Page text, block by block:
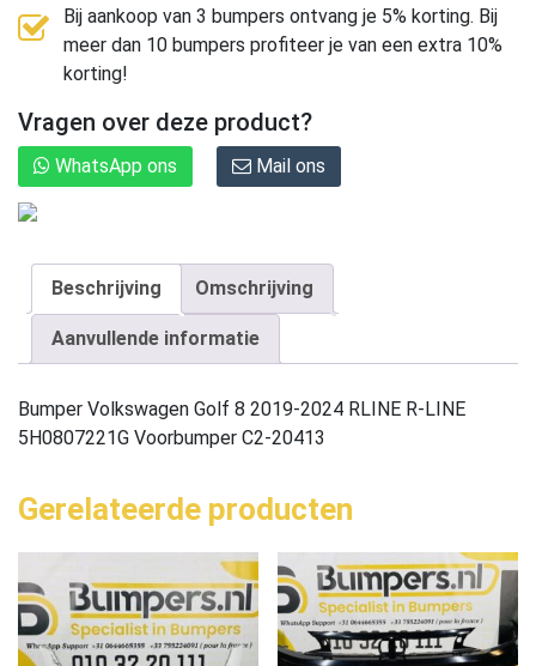
Bij aankoop van 3 bumpers ontvang je 5% korting. Bij
meer dan 10 bumpers profiteer je van een extra 10%
korting!
Vragen over deze product?
WhatsApp ons Mail ons
Beschrijving Omschrijving
Aanvullende informatie
Bumper Volkswagen Golf 8 2019-2024 RLINE R-LINE
5H0807221G Voorbumper C2-20413
Gerelateerde producten